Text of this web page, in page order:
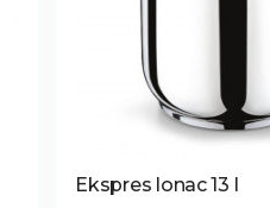
Ekspres lonac 13 l